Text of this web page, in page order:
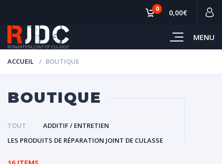
MENU
0 0,00€
ACCUEIL BOUTIQUE
BOUTIQUE
TOUT
ADDITIF / ENTRETIEN
LES PRODUITS DE RÉPARATION JOINT DE CULASSE